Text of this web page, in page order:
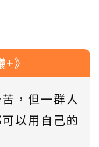
》
，但一群人
以用自己的